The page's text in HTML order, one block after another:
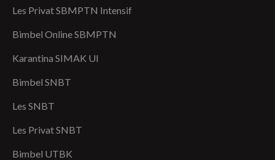
Les Privat SBMPTN Intensif
Bimbel Online SBMPTN
Karantina SIMAK UI
Bimbel SNBT
Les SNBT
Les Privat SNBT
Bimbel UTBK